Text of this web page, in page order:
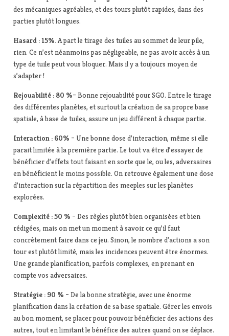
des mécaniques agréables, et des tours plutôt rapides, dans des
parties plutôt longues.
Hasard : 15%.A part le tirage des tuiles au sommet de leur pile,
rien. Ce n’est néanmoins pas négligeable, ne pas avoir accès à un
type de tuile peut vous bloquer. Mais il y a toujours moyen de
s’adapter !
Rejouabilité : 80 %– Bonne rejouabilité pour SGO. Entre le tirage
des différentes planètes, et surtout la création de sa propre base
spatiale, à base de tuiles, assure un jeu différent à chaque partie.
Interaction : 60% – Une bonne dose d’interaction, même si elle
parait limitée à la première partie. Le tout va être d’essayer de
bénéficier d’effets tout faisant en sorte que le, ou les, adversaires
en bénéficient le moins possible. On retrouve également une dose
d’interaction sur la répartition des meeples sur les planètes
explorées.
Complexité : 50 % – Des règles plutôt bien organisées et bien
rédigées, mais on met un moment à savoir ce qu’il faut
concrètement faire dans ce jeu. Sinon, le nombre d’actions a son
tour est plutôt limité, mais les incidences peuvent être énormes.
Une grande planification, parfois complexes, en prenant en
compte vos adversaires.
Stratégie : 90 % – De la bonne stratégie, avec une énorme
planification dans la création de sa base spatiale. Gérer les envois
au bon moment, se placer pour pouvoir bénéficier des actions des
autres, tout en limitant le bénéfice des autres quand on se déplace.